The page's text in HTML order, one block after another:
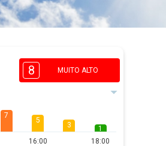
8 MUITO ALTO
7
5
16:00
3
1
18:00